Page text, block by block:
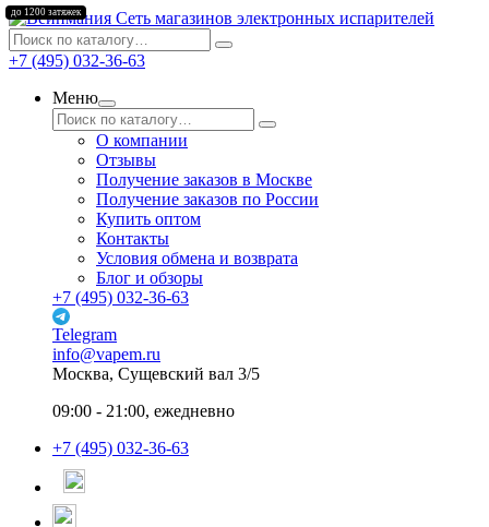
Сеть магазинов электронных испарителей
+7 (495) 032-36-63
Меню
О компании
Отзывы
Получение заказов в Москве
Получение заказов по России
Купить оптом
Контакты
Условия обмена и возврата
Блог и обзоры
+7 (495) 032-36-63
Telegram
info@vapem.ru
Москва, Сущевский вал 3/5
09:00 - 21:00, ежедневно
+7 (495) 032-36-63
до 1200 затяжек